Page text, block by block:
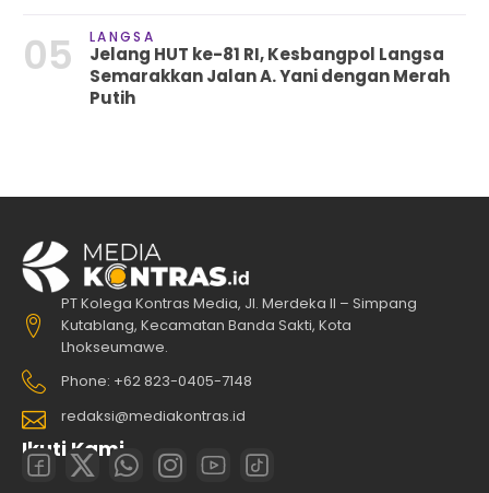
05 LANGSA
Jelang HUT ke-81 RI, Kesbangpol Langsa
Semarakkan Jalan A. Yani dengan Merah
Putih
PT Kolega Kontras Media, Jl. Merdeka II – Simpang
Kutablang, Kecamatan Banda Sakti, Kota
Lhokseumawe.
Phone: +62 823-0405-7148
redaksi@mediakontras.id
Ikuti Kami